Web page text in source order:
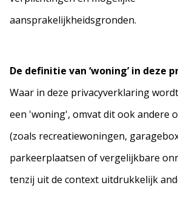
aansprakelijkheidsgronden.
De definitie van ‘woning’ in deze
Waar in deze privacyverklaring
een 'woning', omvat dit ook andere
(zoals recreatiewoningen,
parkeerplaatsen of vergelijkbare
tenzij uit de context uitdrukkelijk